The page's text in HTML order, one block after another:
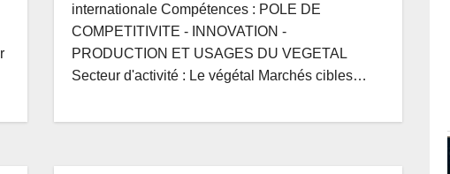
internationale Compétences : POLE DE
COMPETITIVITE - INNOVATION -
PRODUCTION ET USAGES DU VEGETAL
Secteur d'activité : Le végétal Marchés cibles…